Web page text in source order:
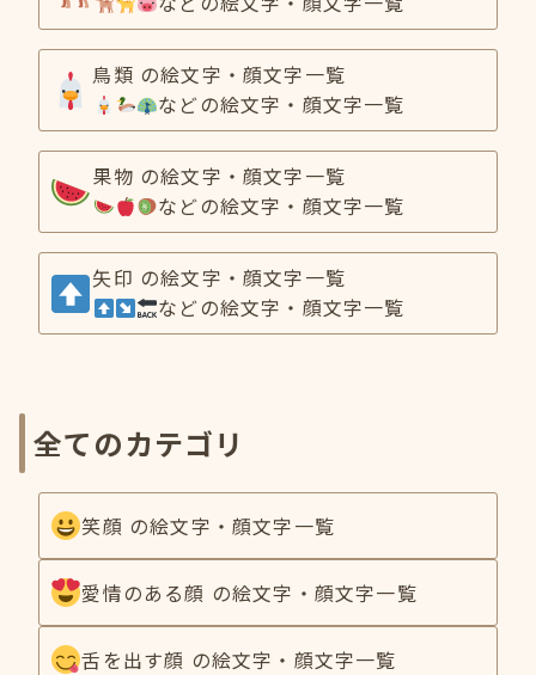
鳥類 の絵文字・顔文字一覧
などの絵文字・顔文字一覧
果物 の絵文字・顔文字一覧
などの絵文字・顔文字一覧
矢印 の絵文字・顔文字一覧
などの絵文字・顔文字一覧
全てのカテゴリ
笑顔 の絵文字・顔文字一覧
愛情のある顔 の絵文字・顔文字一覧
舌を出す顔 の絵文字・顔文字一覧